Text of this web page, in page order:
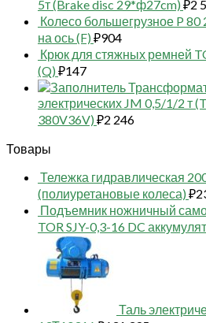
5т (Brake disc 29*ф27cm) ₽2
Колесо большегрузное P
на ось (F) ₽904
Крюк для стяжных ремней
(Q) ₽147
электрических JM 0,5/1/2 т
380V36V) ₽2 246
Товары
Тележка гидравлическая
(полиуретановые колеса) ₽
Подъемник ножничный
TOR SJY-0,3-16 DC
Таль